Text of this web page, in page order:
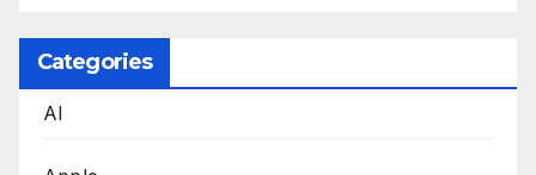
Categories
AI